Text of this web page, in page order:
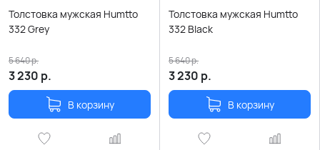
Толстовка мужская Humtto
332 Grey
3 230 р.
5 640р.
В корзину
Толстовка мужская Humtto
332 Black
3 230 р.
5 640р.
В корзину